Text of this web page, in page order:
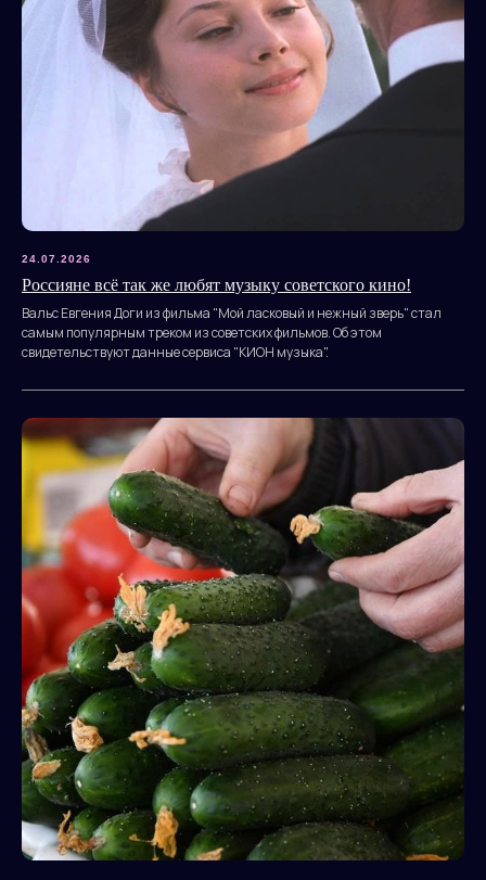
24.07.2026
Россияне всё так же любят музыку советского кино!
Вальс Евгения Доги из фильма "Мой ласковый и нежный зверь" стал
самым популярным треком из советских фильмов. Об этом
свидетельствуют данные сервиса "КИОН музыка".
ДОКУМЕНТЫ
© 2010—2026 гг. Все права защищены.
Политика конфиденциальности